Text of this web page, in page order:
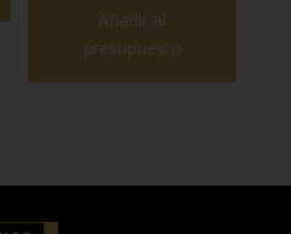
Añadir al
presupuesto